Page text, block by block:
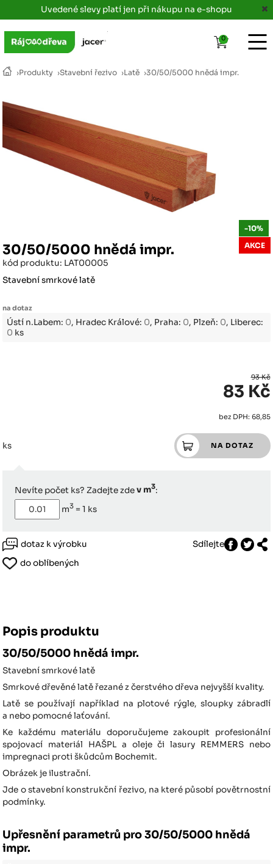
Uvedené slevy platí jen při nákupu na e-shopu
›Produkty ›Stavební řezivo ›Latě ›30/50/5000 hnědá impr.
30/50/5000 hnědá impr.
kód produktu: LAT00005
Stavební smrkové latě
na dotaz
Ústí n.Labem: 0, Hradec Králové: 0, Praha: 0, Plzeň: 0, Liberec:
0 ks
-10%
AKCE
93 Kč
83 Kč
bez DPH: 68,85
ks
Nevíte počet ks? Zadejte zdev m3:
m3 =1 ks
dotaz k výrobku
Sdílejte
do oblíbených
Popis produktu
30/50/5000 hnědá impr.
Stavební smrkové latě
Smrkové dřevěné latě řezané z čerstvého dřeva nejvyšší kvality.
Latě se používají například na plotové rýgle, sloupky zábradlí
a nebo pomocné laťování.
Ke každému materiálu doporučujeme zakoupit profesionální
spojovací materiál HAŠPL a oleje či lasury REMMERS nebo
impregnaci proti škůdcům Bochemit.
Obrázek je ilustrační.
Jde o stavební konstrukční řezivo, na které působí povětrnostní
podmínky.
Upřesnění parametrů pro 30/50/5000 hnědá
impr.
0